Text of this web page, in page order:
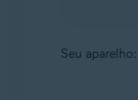
Seu aparelho: